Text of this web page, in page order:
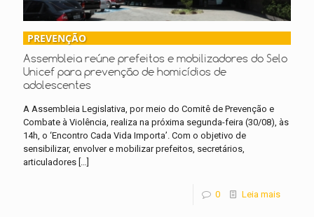
PREVENÇÃO
Assembleia reúne prefeitos e mobilizadores do Selo
Unicef para prevenção de homicídios de
adolescentes
A Assembleia Legislativa, por meio do Comitê de Prevenção e
Combate à Violência, realiza na próxima segunda-feira (30/08), às
14h, o ‘Encontro Cada Vida Importa’. Com o objetivo de
sensibilizar, envolver e mobilizar prefeitos, secretários,
articuladores […]
0 Leia mais